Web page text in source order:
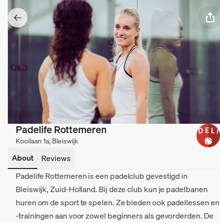
Padelife Rottemeren
Kooilaan 1a, Bleiswijk
About
Reviews
Padelife Rottemeren is een padelclub gevestigd in
Bleiswijk, Zuid-Holland. Bij deze club kun je padelbanen
huren om de sport te spelen. Ze bieden ook padellessen en
-trainingen aan voor zowel beginners als gevorderden. De